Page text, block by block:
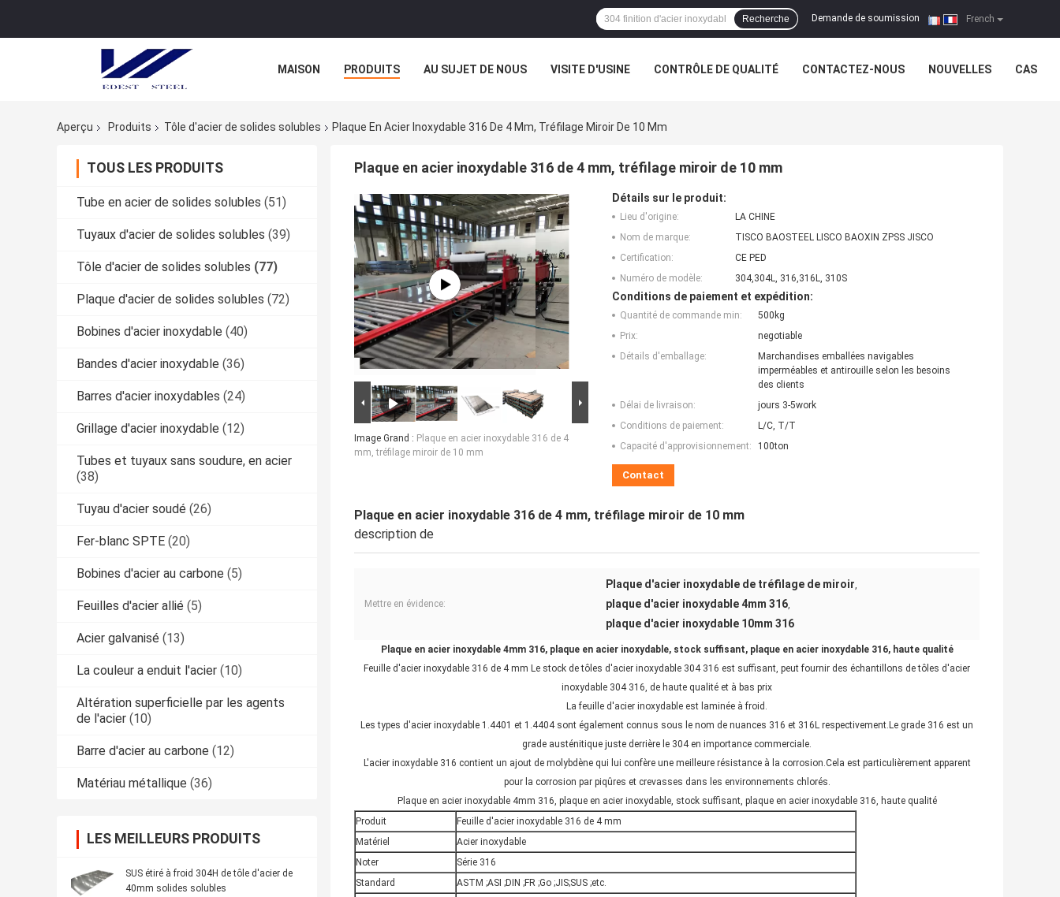
French
Demande de soumission |
Recherche
MAISON PRODUITS AU SUJET DE NOUS VISITE D'USINE CONTRÔLE DE QUALITÉ CONTACTEZ-NOUS NOUVELLES CAS
Aperçu Produits Tôle d'acier de solides solubles Plaque En Acier Inoxydable 316 De 4 Mm, Tréfilage Miroir De 10 Mm
TOUS LES PRODUITS
Tube en acier de solides solubles (51)
Tuyaux d'acier de solides solubles (39)
Tôle d'acier de solides solubles (77)
Plaque d'acier de solides solubles (72)
Bobines d'acier inoxydable (40)
Bandes d'acier inoxydable (36)
Barres d'acier inoxydables (24)
Grillage d'acier inoxydable (12)
Tubes et tuyaux sans soudure, en acier
(38)
Tuyau d'acier soudé (26)
Fer-blanc SPTE (20)
Bobines d'acier au carbone (5)
Feuilles d'acier allié (5)
Acier galvanisé (13)
La couleur a enduit l'acier (10)
Altération superficielle par les agents
de l'acier (10)
Barre d'acier au carbone (12)
Matériau métallique (36)
LES MEILLEURS PRODUITS
SUS étiré à froid 304H de tôle d'acier de
40mm solides solubles
Plaque en acier inoxydable 316 de 4 mm, tréfilage miroir de 10 mm
Image Grand : Plaque en acier inoxydable 316 de 4
mm, tréfilage miroir de 10 mm
Détails sur le produit:
Lieu d'origine:
LA CHINE
Nom de marque:
TISCO BAOSTEEL LISCO BAOXIN ZPSS JISCO
Certification:
CE PED
Numéro de modèle:
304,304L, 316,316L, 310S
Conditions de paiement et expédition:
Quantité de commande min:
500kg
Prix:
negotiable
Détails d'emballage:
Marchandises emballées navigables
imperméables et antirouille selon les besoins
des clients
Délai de livraison:
jours 3-5work
Conditions de paiement:
L/C, T/T
Capacité d'approvisionnement:
100ton
Contact
Plaque en acier inoxydable 316 de 4 mm, tréfilage miroir de 10 mm
description de
Mettre en évidence:
Plaque d'acier inoxydable de tréfilage de miroir,
plaque d'acier inoxydable 4mm 316,
plaque d'acier inoxydable 10mm 316
Plaque en acier inoxydable 4mm 316, plaque en acier inoxydable, stock suffisant, plaque en acier inoxydable 316, haute qualité
Feuille d'acier inoxydable 316 de 4 mm Le stock de tôles d'acier inoxydable 304 316 est suffisant, peut fournir des échantillons de tôles d'acier
inoxydable 304 316, de haute qualité et à bas prix
La feuille d'acier inoxydable est laminée à froid.
Les types d'acier inoxydable 1.4401 et 1.4404 sont également connus sous le nom de nuances 316 et 316L respectivement.Le grade 316 est un
grade austénitique juste derrière le 304 en importance commerciale.
L'acier inoxydable 316 contient un ajout de molybdène qui lui confère une meilleure résistance à la corrosion.Cela est particulièrement apparent
pour la corrosion par piqûres et crevasses dans les environnements chlorés.
Plaque en acier inoxydable 4mm 316, plaque en acier inoxydable, stock suffisant, plaque en acier inoxydable 316, haute qualité
Produit
Feuille d'acier inoxydable 316 de 4 mm
Matériel
Acier inoxydable
Noter
Série 316
Standard
ASTM ;ASI ;DIN ;FR ;Go ;JIS;SUS ;etc.